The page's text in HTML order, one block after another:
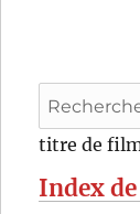
Recherche
pour
:
titre de
Index